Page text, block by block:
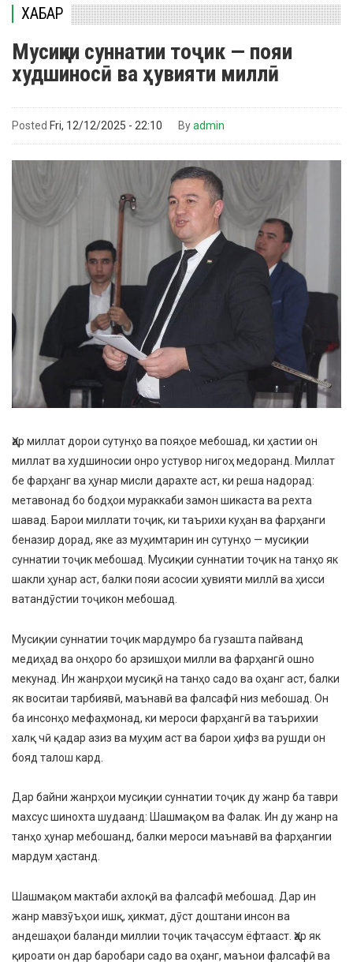
ХАБАР
Мусиқии суннатии тоҷик — пояи
худшиносӣ ва ҳувияти миллӣ
Posted Fri, 12/12/2025 - 22:10 Byadmin
Ҳар миллат дорои сутунҳо ва пояҳое мебошад, ки ҳастии он
миллат ва худшиносии онро устувор нигоҳ медоранд. Миллат
бе фарҳанг ва ҳунар мисли дарахте аст, ки реша надорад:
метавонад бо бодҳои мураккаби замон шикаста ва рехта
шавад. Барои миллати тоҷик, ки таърихи куҳан ва фарҳанги
беназир дорад, яке аз муҳимтарин ин сутунҳо — мусиқии
суннатии тоҷик мебошад. Мусиқии суннатии тоҷик на танҳо як
шакли ҳунар аст, балки пояи асосии ҳувияти миллӣ ва ҳисси
ватандӯстии тоҷикон мебошад.
Мусиқии суннатии тоҷик мардумро ба гузашта пайванд
медиҳад ва онҳоро бо арзишҳои милли ва фарҳангӣ ошно
мекунад. Ин жанрҳои мусиқӣ на танҳо садо ва оҳанг аст, балки
як воситаи тарбиявӣ, маънавӣ ва фалсафӣ низ мебошад. Он
ба инсонҳо мефаҳмонад, ки мероси фарҳангӣ ва таърихии
халқ чӣ қадар азиз ва муҳим аст ва барои ҳифз ва рушди он
бояд талош кард.
Дар байни жанрҳои мусиқии суннатии тоҷик ду жанр ба таври
махсус шинохта шудаанд: Шашмақом ва Фалак. Ин ду жанр на
танҳо ҳунар мебошанд, балки мероси маънавӣ ва фарҳангии
мардум ҳастанд.
Шашмақом мактаби ахлоқӣ ва фалсафӣ мебошад. Дар ин
жанр мавзӯъҳои ишқ, ҳикмат, дӯст доштани инсон ва
андешаҳои баланди миллии тоҷик таҷассум ёфтааст. Ҳар як
қироати он дар баробари садо ва оҳанг, маънои фалсафӣ ва